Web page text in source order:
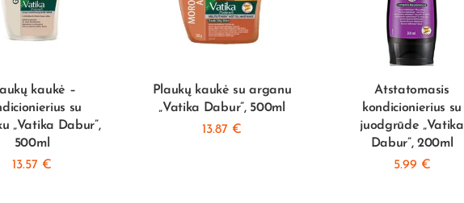
kaukė –
su
„Vatika Dabur”,
500ml
13.57 €
Plaukų kaukė su arganu
„Vatika Dabur”, 500ml
13.87 €
Atstatomasis
kondicionierius su
juodgrūde „Vatika
Dabur”, 200ml
5.99 €